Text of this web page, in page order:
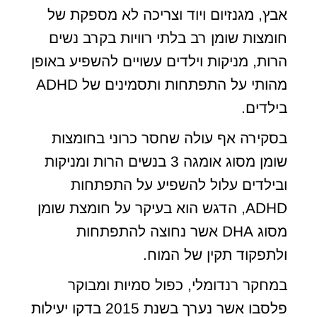
אבץ, מגנזיום ויוד וצריכה לא מספקת של
חומצות שומן רב בלתי רוויות בקרב נשים
הרות, מניקות וילדים עשויים להשפיע באופן
מהותי על התפתחות ותסמינים של ADHD
בילדים.
בסקירה אף עולה שחסר כרוני בחומצות
שומן מסוג אומגה 3 בנשים הרות ומניקות
ובילדים עלול להשפיע על התפתחות
ADHD, הדגש הוא בעיקר על חומצת שומן
מסוג DHA אשר נחוצה להתפתחות
ולתפקוד תקין של המוח.
במחקר רנדומלי, כפול סמיות ומבוקר
פלסבו אשר נערך בשנת 2015 בדקו יעילות